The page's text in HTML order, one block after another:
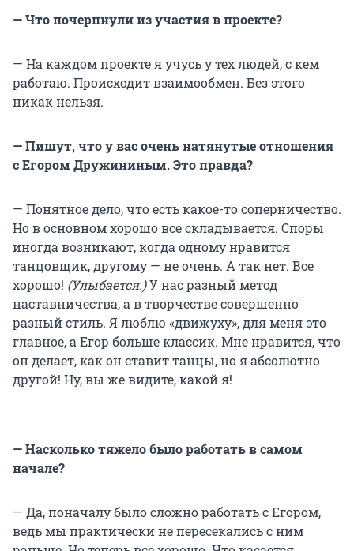
— Что почерпнули из участия в проекте?
— На каждом проекте я учусь у тех людей, с кем
работаю. Происходит взаимообмен. Без этого
никак нельзя.
— Пишут, что у вас очень натянутые отношения
с Егором Дружининым. Это правда?
— Понятное дело, что есть какое-то соперничество.
Но в основном хорошо все складывается. Споры
иногда возникают, когда одному нравится
танцовщик, другому — не очень. А так нет. Все
хорошо! (Улыбается.)У нас разный метод
наставничества, а в творчестве совершенно
разный стиль. Я люблю «движуху», для меня это
главное, а Егор больше классик. Мне нравится, что
он делает, как он ставит танцы, но я абсолютно
другой! Ну, вы же видите, какой я!
— Насколько тяжело было работать в самом
начале?
— Да, поначалу было сложно работать с Егором,
ведь мы практически не пересекались с ним